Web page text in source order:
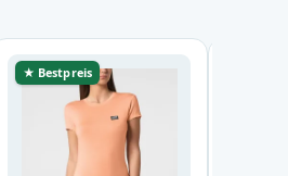
★ Bestpreis